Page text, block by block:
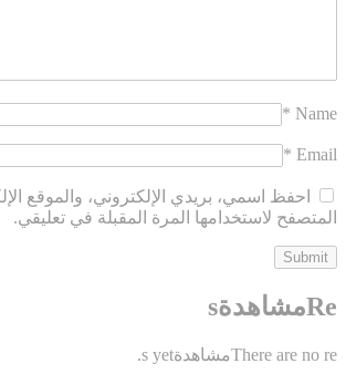
Name
*
Email
*
احفظ اسمي، بريدي الإلكتروني، والموقع
المتصفح لاستخدامها المرة المقبلة في تعليقي.
Reمشاهدةs
There are no reمشاهدةs yet.